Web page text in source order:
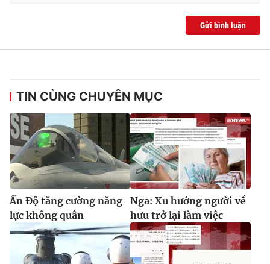
Gửi bình luận
TIN CÙNG CHUYÊN MỤC
Ấn Độ tăng cường năng
lực không quân
Nga: Xu hướng người về
hưu trở lại làm việc